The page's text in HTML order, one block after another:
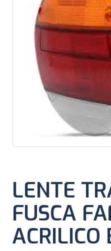
LENTE
FUSCA
ACRILICO